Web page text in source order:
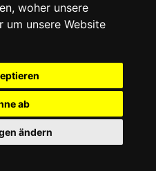
woher unsere
um unsere Website
ab
ändern